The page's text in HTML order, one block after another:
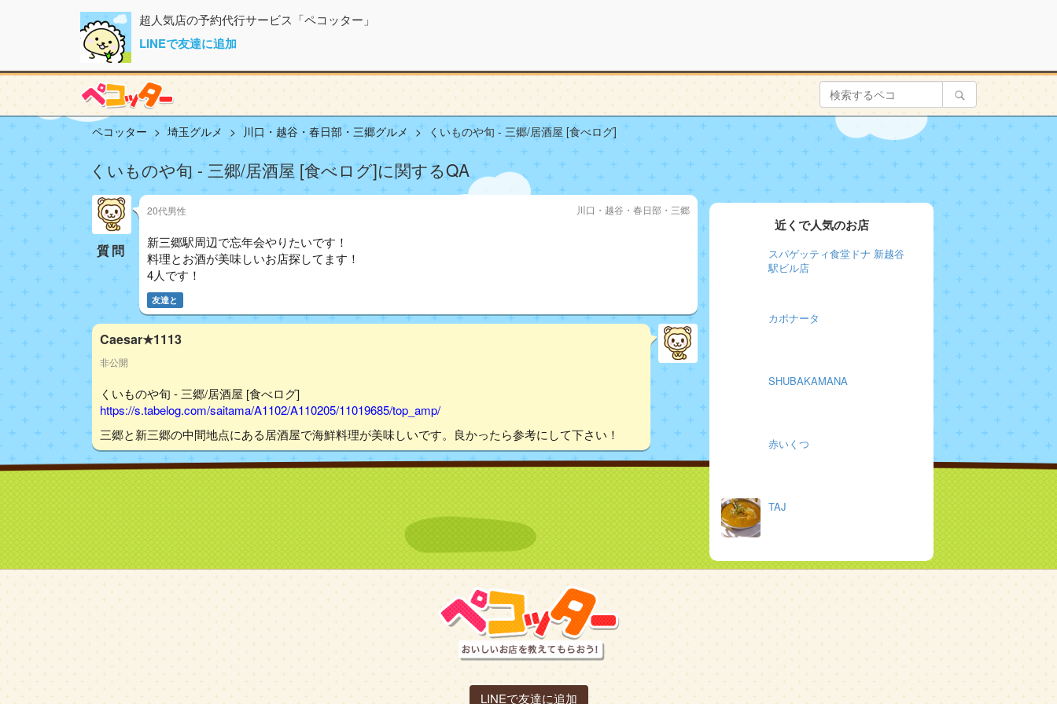
超人気店の予約代行サービス「ペコッター」
LINEで友達に追加
ペコッター 埼玉グルメ 川口・越谷・春日部・三郷グルメ くいものや旬 - 三郷/居酒屋 [食べログ]
くいものや旬 - 三郷/居酒屋 [食べログ]に関するQA
質問
20代男性 川口・越谷・春日部・三郷
新三郷駅周辺で忘年会やりたいです！
料理とお酒が美味しいお店探してます！
4人です！
友達と
Caesar★1113
非公開
くいものや旬 - 三郷/居酒屋 [食べログ]
https://s.tabelog.com/saitama/A1102/A110205/11019685/top_amp/
三郷と新三郷の中間地点にある居酒屋で海鮮料理が美味しいです。良かったら参考にして下さい！
近くで人気のお店
スパゲッティ食堂ドナ 新越谷
駅ビル店
カポナータ
SHUBAKAMANA
赤いくつ
TAJ
LINEで友達に追加